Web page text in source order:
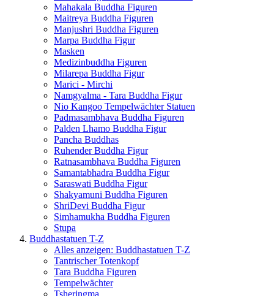
Mahakala Buddha Figuren
Maitreya Buddha Figuren
Manjushri Buddha Figuren
Marpa Buddha Figur
Masken
Medizinbuddha Figuren
Milarepa Buddha Figur
Marici - Mirchi
Namgyalma - Tara Buddha Figur
Nio Kangoo Tempelwächter Statuen
Padmasambhava Buddha Figuren
Palden Lhamo Buddha Figur
Pancha Buddhas
Ruhender Buddha Figur
Ratnasambhava Buddha Figuren
Samantabhadra Buddha Figur
Saraswati Buddha Figur
Shakyamuni Buddha Figuren
ShriDevi Buddha Figur
Simhamukha Buddha Figuren
Stupa
Buddhastatuen T-Z
Alles anzeigen: Buddhastatuen T-Z
Tantrischer Totenkopf
Tara Buddha Figuren
Tempelwächter
Tsheringma